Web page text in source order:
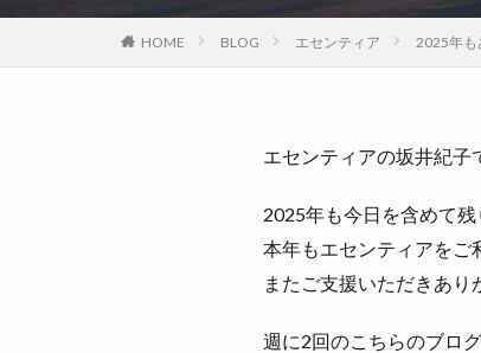
HOME BLOG エセンティア 2025年も
エセンティアの坂井紀子
2025年も今日を含めて残
本年もエセンティアをご
またご支援いただきあり
週に2回のこちらのブロ